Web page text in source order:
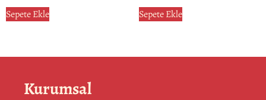
Sepete Ekle Sepete Ekle
Kurumsal